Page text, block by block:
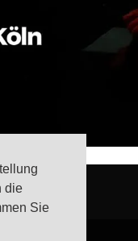
die
Sie